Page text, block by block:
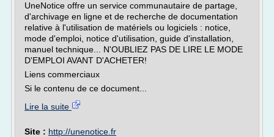
UneNotice offre un service communautaire de partage,
d'archivage en ligne et de recherche de documentation
relative à l'utilisation de matériels ou logiciels : notice,
mode d'emploi, notice d'utilisation, guide d'installation,
manuel technique... N'OUBLIEZ PAS DE LIRE LE MODE
D'EMPLOI AVANT D'ACHETER!
Liens commerciaux
Si le contenu de ce document...
Lire la suite
Site : http://unenotice.fr